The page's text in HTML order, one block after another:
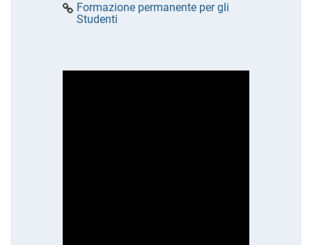
Formazione permanente per gli
Studenti